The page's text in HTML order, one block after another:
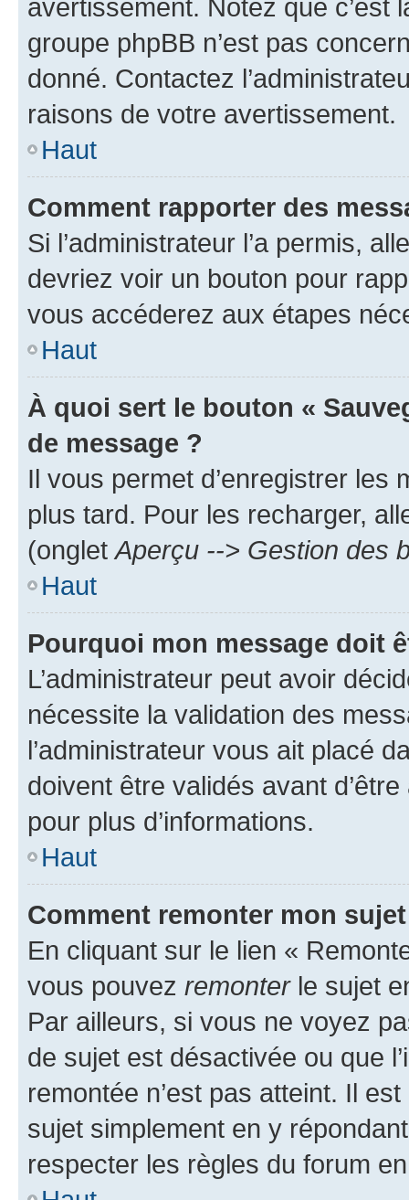
avertissement. Notez que c’est
groupe phpBB n’est pas
donné. Contactez
raisons de votre avertissement.
Haut
Comment rapporter des
Si l’administrateur l’a permis,
devriez voir un bouton pour
vous accéderez aux étapes
Haut
À quoi sert le bouton «
de message ?
Il vous permet d’enregistrer
plus tard. Pour les recharger,
(onglet Aperçu --> Gestion des
Haut
Pourquoi mon message doit
L’administrateur peut avoir
nécessite la validation des
l’administrateur vous ait placé
doivent être validés avant
pour plus d’informations.
Haut
Comment remonter mon
En cliquant sur le lien «
vous pouvez remonterle sujet
Par ailleurs, si vous ne voyez
de sujet est désactivée ou que
remontée n’est pas atteint. Il
sujet simplement en y
respecter les règles du forum